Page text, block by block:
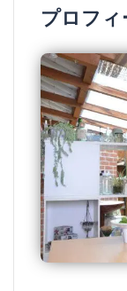
プロフィ